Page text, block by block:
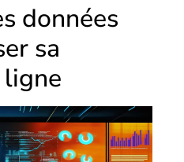
données
sa
ligne